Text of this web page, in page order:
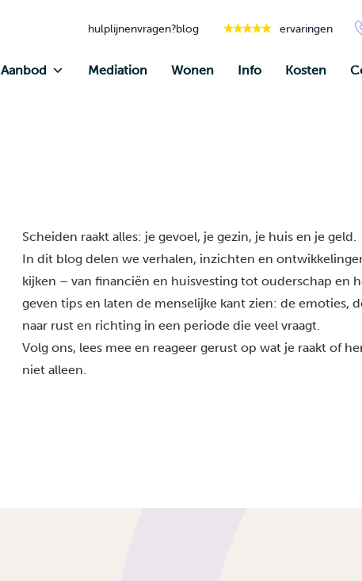
hulplijnenvragen?blog ervaringen
Aanbod Mediation Wonen Info Kosten
Scheiden raakt alles: je gevoel, je gezin, je huis en je geld.
In dit blog delen we verhalen, inzichten en
kijken – van financiën en huisvesting tot ouderschap en
geven tips en laten de menselijke kant zien: de emoties,
naar rust en richting in een periode die veel vraagt.
Volg ons, lees mee en reageer gerust op wat je raakt of
niet alleen.